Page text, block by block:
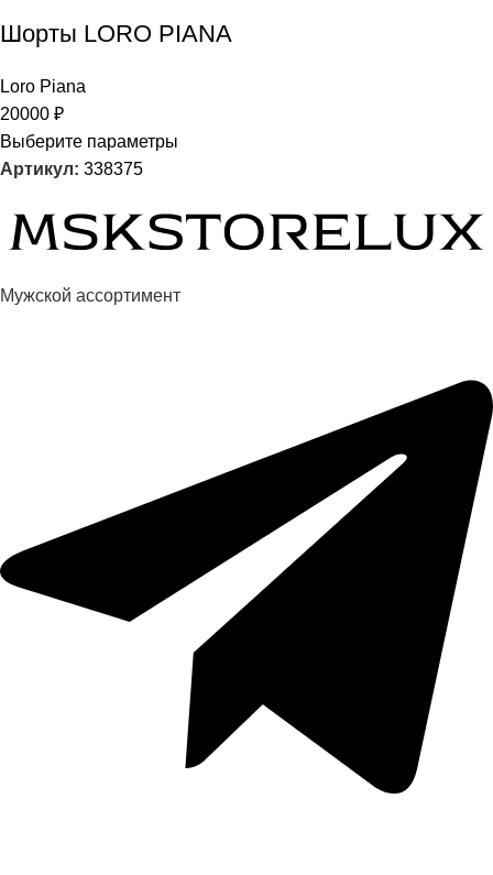
Шорты LORO PIANA
Loro Piana
20000 ₽
Выберите параметры
Артикул: 338375
Мужской ассортимент